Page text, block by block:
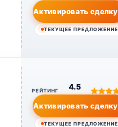
Активировать сделку
ТЕКУЩЕЕ ПРЕДЛОЖЕНИЕ
РЕЙТИНГ 4.5
Активировать сделку
ТЕКУЩЕЕ ПРЕДЛОЖЕНИЕ